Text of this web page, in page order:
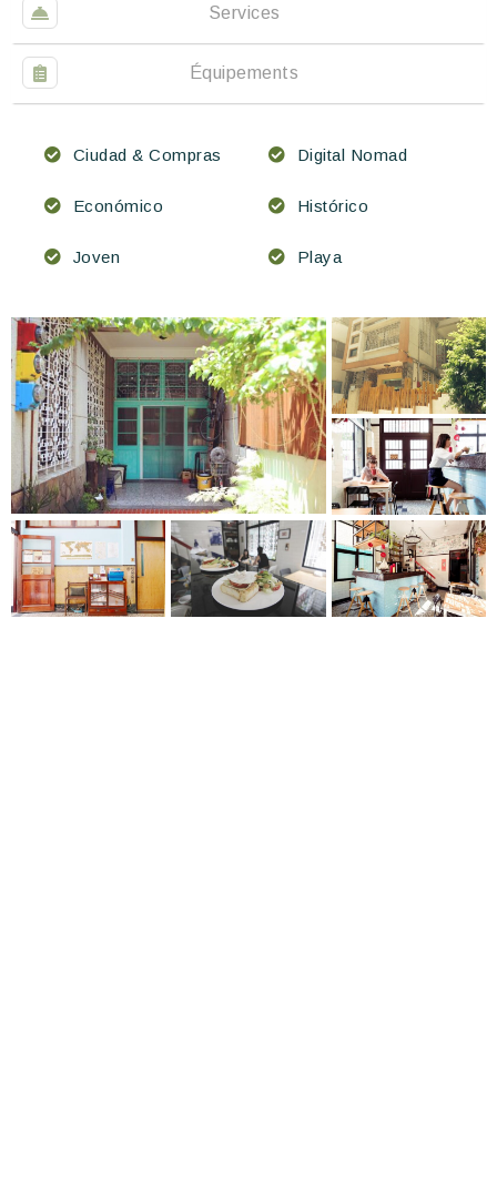
Services
Équipements
Ciudad & Compras Digital Nomad
Económico Histórico
Joven Playa